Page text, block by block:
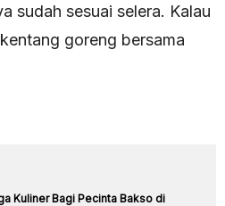
sudah sesuai selera. Kalau
goreng bersama
Kuliner Bagi Pecinta Bakso di